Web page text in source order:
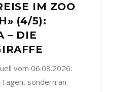
IM ZOO
(4/5):
– DIE
vom 06.08.2026:
sondern an